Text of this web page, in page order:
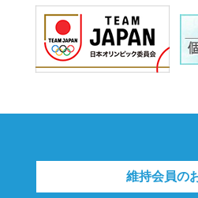
維持会員の